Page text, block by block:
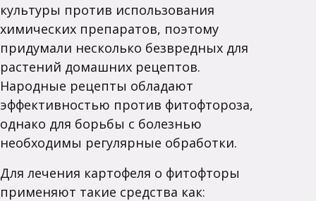
культуры против использования
химических препаратов, поэтому
придумали несколько безвредных для
растений домашних рецептов.
Народные рецепты обладают
эффективностью против фитофтороза,
однако для борьбы с болезнью
необходимы регулярные обработки.
Для лечения картофеля о фитофторы
применяют такие средства как: